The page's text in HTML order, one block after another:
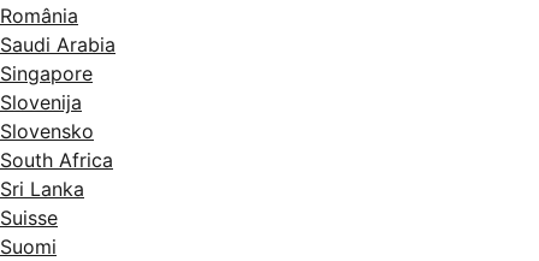
România
Saudi Arabia
Singapore
Slovenija
Slovensko
South Africa
Sri Lanka
Suisse
Suomi